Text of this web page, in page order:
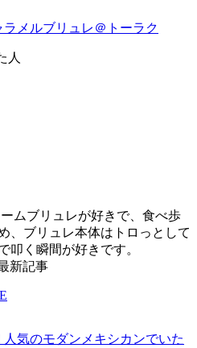
ラメルブリュレ＠トーラク
ムブリュレが好きで、食べ歩
、ブリュレ本体はトロっとして
叩く瞬間が好きです。
人気のモダンメキシカンでいた